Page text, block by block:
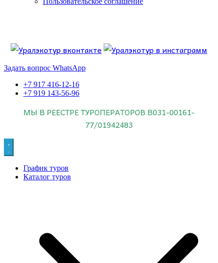
Знайте об этом.
Задать вопрос WhatsApp
+7 917 416-12-16
+7 919 143-56-96
МЫ В РЕЕСТРЕ ТУРОПЕРАТОРОВ В031-00161-
77/01942483
График туров
Каталог туров